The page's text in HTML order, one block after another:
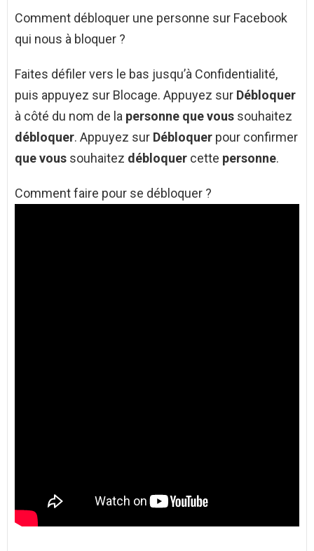
Comment débloquer une personne sur Facebook
qui nous à bloquer ?
Faites défiler vers le bas jusqu’à Confidentialité,
puis appuyez sur Blocage. Appuyez sur Débloquer
à côté du nom de la personne que vous souhaitez
débloquer. Appuyez sur Débloquer pour confirmer
que vous souhaitez débloquer cette personne.
Comment faire pour se débloquer ?